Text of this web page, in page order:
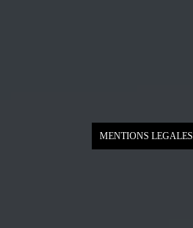
MENTIONS LEGALES